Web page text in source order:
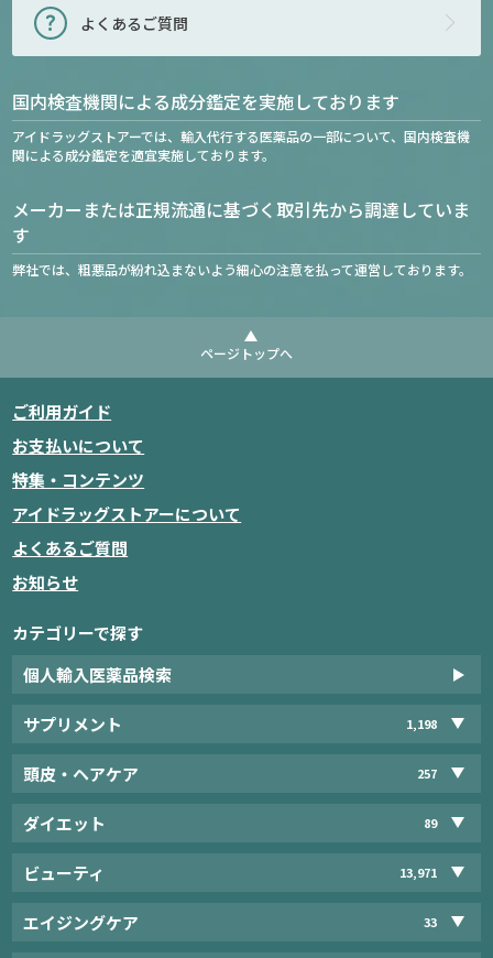
よくあるご質問
国内検査機関による成分鑑定を実施しております
アイドラッグストアーでは、輸入代行する医薬品の一部について、国内検査機
関による成分鑑定を適宜実施しております。
メーカーまたは正規流通に基づく取引先から調達していま
す
弊社では、粗悪品が紛れ込まないよう細心の注意を払って運営しております。
ページトップへ
ご利用ガイド
お支払いについて
特集・コンテンツ
アイドラッグストアーについて
よくあるご質問
お知らせ
カテゴリーで探す
個人輸入医薬品検索
サプリメント 1,198
頭皮・ヘアケア 257
ダイエット 89
ビューティ 13,971
エイジングケア 33